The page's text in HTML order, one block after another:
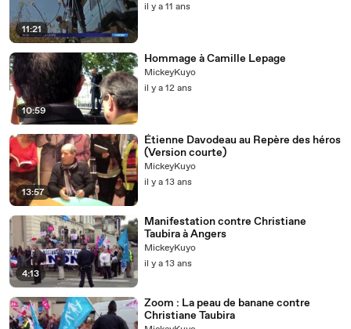
11:21
il y a 11 ans
10:59
Hommage à Camille Lepage
MickeyKuyo
il y a 12 ans
13:57
Étienne Davodeau au Repère des héros
(Version courte)
MickeyKuyo
il y a 13 ans
4:13
Manifestation contre Christiane
Taubira à Angers
MickeyKuyo
il y a 13 ans
Zoom : La peau de banane contre
Christiane Taubira